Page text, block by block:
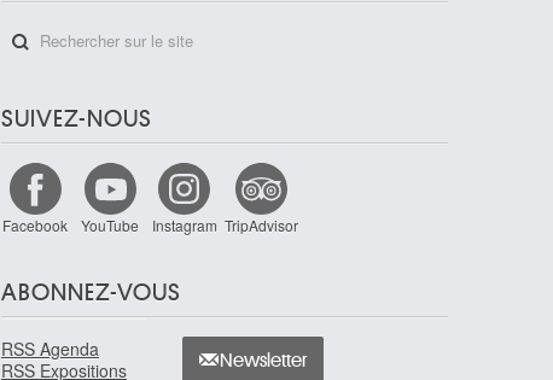
SUIVEZ-NOUS
Facebook YouTube Instagram TripAdvisor
ABONNEZ-VOUS
RSS Agenda
RSS Expositions
Newsletter